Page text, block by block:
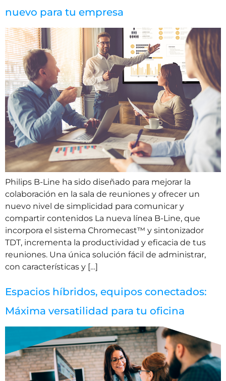
nuevo para tu empresa
Philips B-Line ha sido diseñado para mejorar la
colaboración en la sala de reuniones y ofrecer un
nuevo nivel de simplicidad para comunicar y
compartir contenidos La nueva línea B-Line, que
incorpora el sistema Chromecast™ y sintonizador
TDT, incrementa la productividad y eficacia de tus
reuniones. Una única solución fácil de administrar,
con características y […]
Espacios híbridos, equipos conectados:
Máxima versatilidad para tu oficina